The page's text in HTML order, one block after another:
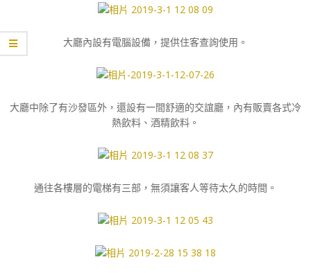
大廳內設有電腦設備，提供住客查詢使用。
大廳中除了有沙發區外，還設有一間舒適的交誼廳，內有販賣各式冷
熱飲料、酒精飲料。
通往各樓層的電梯有三部，無須讓客人等待太久的時間。